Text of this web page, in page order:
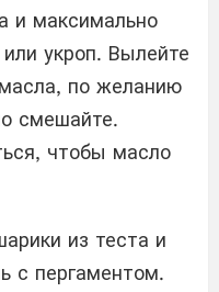
и максимально
укроп. Вылейте
по желанию
смешайте.
чтобы масло
из теста и
с пергаментом.